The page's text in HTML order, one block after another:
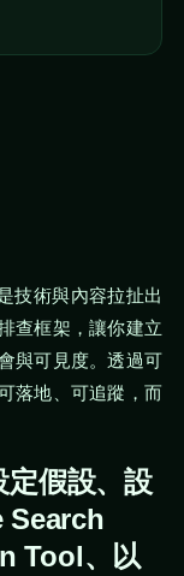
技術與內容拉扯出
查框架，讓你建立
與可見度。透過可
落地、可追蹤，而
定假設、設
Search
Tool、以